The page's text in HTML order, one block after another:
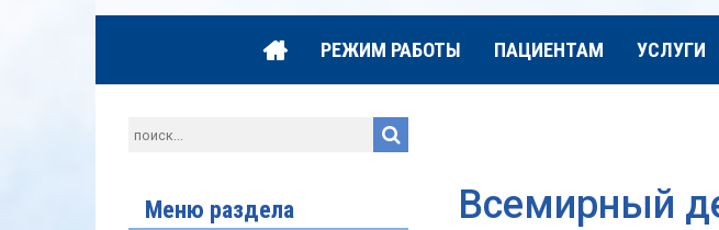
РЕЖИМ РАБОТЫ ПАЦИЕНТАМ УСЛУГИ
Всемирный
Меню раздела